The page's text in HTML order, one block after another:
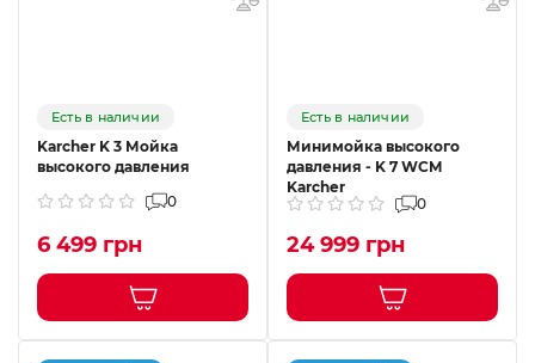
Есть в наличии
Karcher K 3 Мойка
высокого давления
0
6 499 грн
Есть в наличии
Минимойка высокого
давления - K 7 WCM
Karcher
0
24 999 грн